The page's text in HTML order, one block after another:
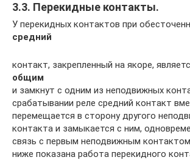
3.3. Перекидные контакты.
У перекидных контактов при
средний
контакт, закрепленный на якоре,
общим
и замкнут с одним из неподвижных
срабатывании реле средний контакт
перемещается в сторону другого
контакта и замыкается с ним,
связь с первым неподвижным
ниже показана работа перекидного